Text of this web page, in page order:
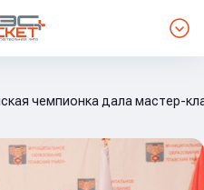
чемпионка дала мастер-